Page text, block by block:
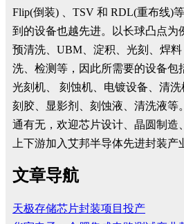
Flip(倒装) 、TSV 和 RDL(重布线)
到的设备也越先进。以长球凸点为
预清洗、UBM、淀积、光刻、焊
洗、检测等，因此所需要的设备包
光刻机、 刻蚀机、电镀设备、清
刻胶、显影剂、刻蚀液、清洗液等
通有无，欢迎芯片设计、晶圆制造
上下游加入艾邦半导体先进封装产
文章导航
天极存储芯片封装项目投产